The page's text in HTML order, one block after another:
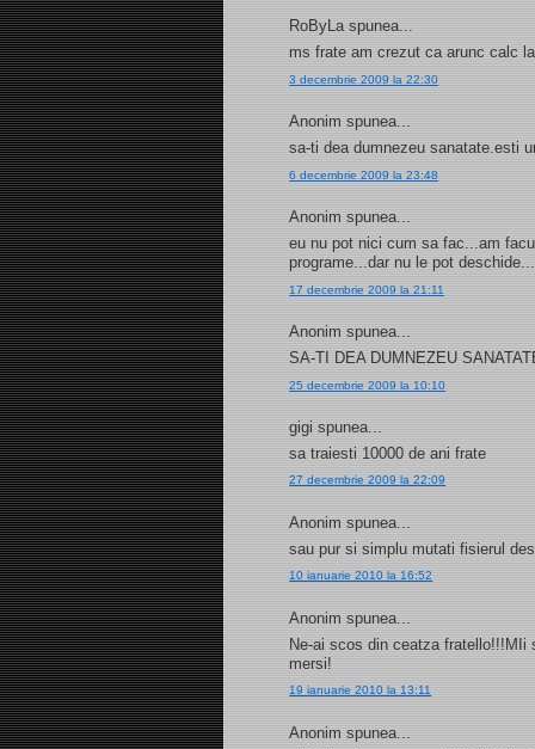
RoByLa spunea...
ms frate am crezut ca arunc calc
3 decembrie 2009 la 22:30
Anonim spunea...
sa-ti dea dumnezeu sanatate.esti
6 decembrie 2009 la 23:48
Anonim spunea...
eu nu pot nici cum sa fac...am
programe...dar nu le pot
17 decembrie 2009 la 21:11
Anonim spunea...
SA-TI DEA DUMNEZEU
25 decembrie 2009 la 10:10
gigi spunea...
sa traiesti 10000 de ani frate
27 decembrie 2009 la 22:09
Anonim spunea...
sau pur si simplu mutati fisierul
10 ianuarie 2010 la 16:52
Anonim spunea...
Ne-ai scos din ceatza
mersi!
19 ianuarie 2010 la 13:11
Anonim spunea...